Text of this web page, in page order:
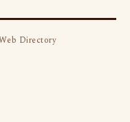
Directory